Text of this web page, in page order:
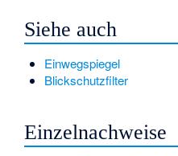
Siehe auch
Einwegspiegel
Blickschutzfilter
Einzelnachweise